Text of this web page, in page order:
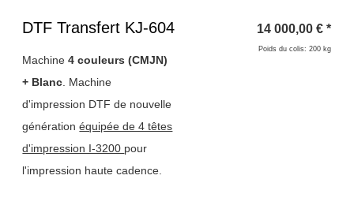
Titre 1
DTF Transfert KJ-604
Machine4 couleurs (CMJN)
+ Blanc . Machine
d'impression DTF de nouvelle
générationéquipée de 4 têtes
d'impression I-3200 pour
l'impression haute cadence.
14 000,00 € *
Poids du colis: 200 kg